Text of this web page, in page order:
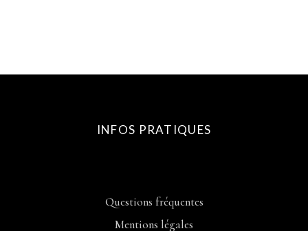
INFOS PRATIQUES
Questions fréquentes
Mentions légales